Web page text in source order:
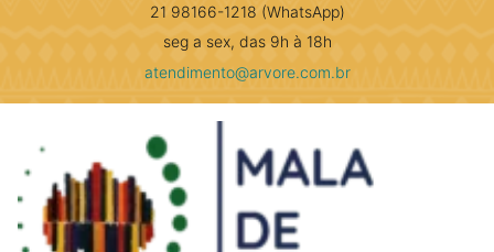
21 98166-1218 (WhatsApp)
seg a sex, das 9h à 18h
atendimento@arvore.com.br